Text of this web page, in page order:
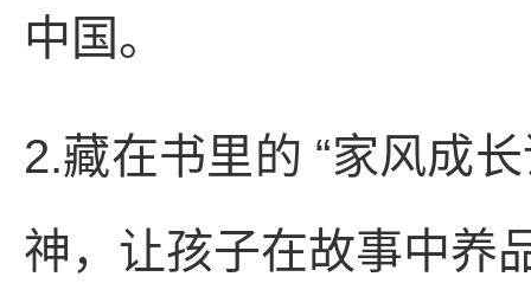
中国。
2.藏在书里的 “家风成
神，让孩子在故事中养